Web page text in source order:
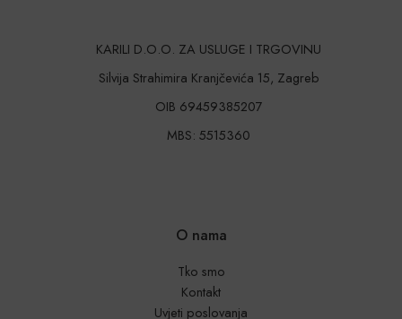
KARILI D.O.O. ZA USLUGE I TRGOVINU
Silvija Strahimira Kranjčevića 15, Zagreb
OIB 69459385207
MBS: 5515360
O nama
Tko smo
Kontakt
Uvjeti poslovanja